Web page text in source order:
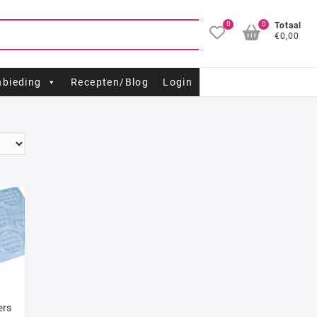
0
Totaal
€0,00
0
Recepten/Blog Login